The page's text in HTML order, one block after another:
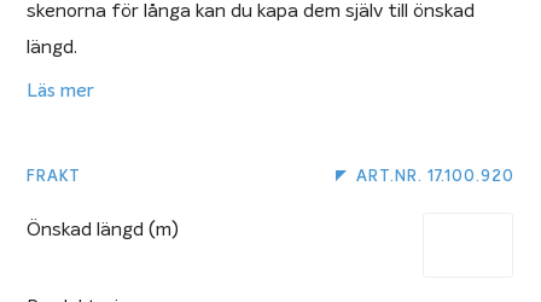
skenorna för långa kan du kapa dem själv till önskad
längd.
Läs mer
FRAKT ART.NR. 17.100.920
Önskad längd (m)